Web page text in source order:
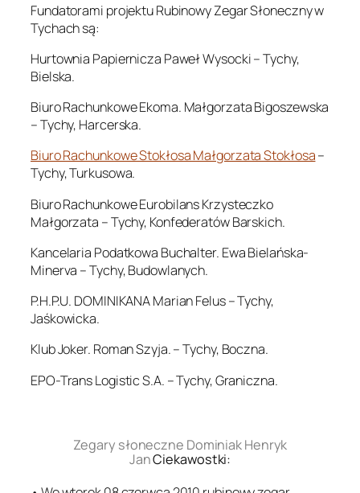
Fundatorami projektu Rubinowy Zegar Słoneczny w
Tychach są:
Hurtownia Papiernicza Paweł Wysocki – Tychy,
Bielska.
Biuro Rachunkowe Ekoma. Małgorzata Bigoszewska
– Tychy, Harcerska.
Biuro Rachunkowe Stokłosa Małgorzata Stokłosa–
Tychy, Turkusowa.
Biuro Rachunkowe Eurobilans Krzysteczko
Małgorzata – Tychy, Konfederatów Barskich.
Kancelaria Podatkowa Buchalter. Ewa Bielańska-
Minerva – Tychy, Budowlanych.
P.H.P.U. DOMINIKANA Marian Felus – Tychy,
Jaśkowicka.
Klub Joker. Roman Szyja. – Tychy, Boczna.
EPO-Trans Logistic S.A. – Tychy, Graniczna.
Zegary słoneczne Dominiak Henryk
JanCiekawostki: